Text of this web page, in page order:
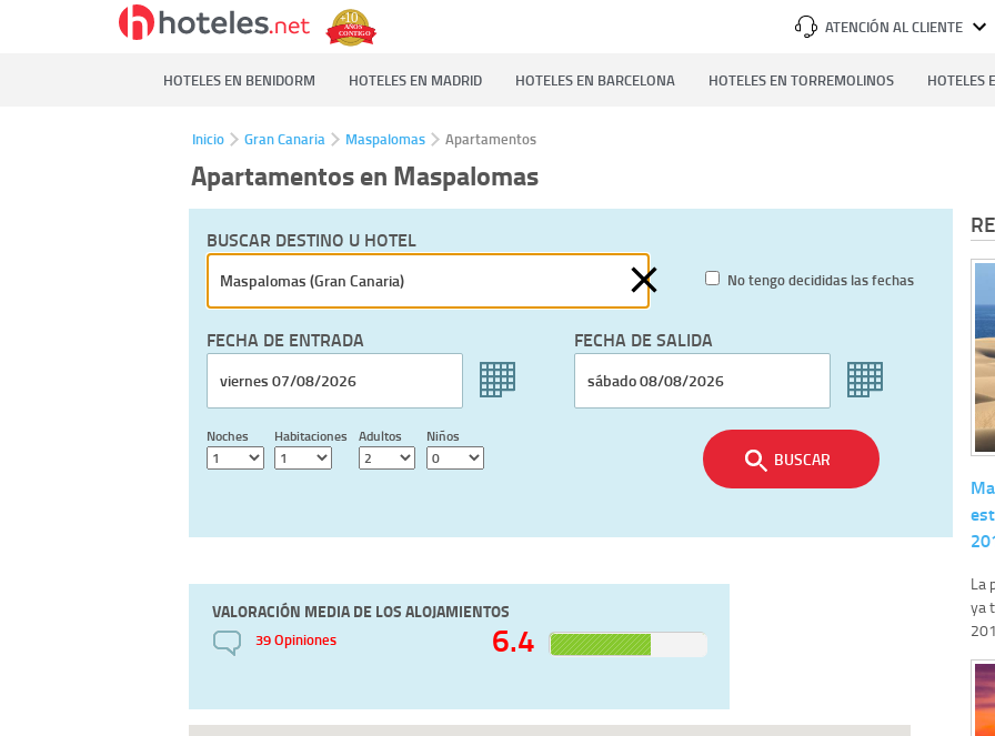
ATENCIÓN AL CLIENTE
HOTELES EN BENIDORM HOTELES EN MADRID HOTELES EN BARCELONA HOTELES EN TORREMOLINOS HOTELES
Inicio Gran Canaria Maspalomas Apartamentos
Apartamentos en Maspalomas
BUSCAR DESTINO U HOTEL
No tengo decididas las fechas
FECHA DE ENTRADA FECHA DE SALIDA
Noches Habitaciones Adultos Niños
BUSCAR
VALORACIÓN MEDIA DE LOS ALOJAMIENTOS
39 Opiniones 6.4
La
ya